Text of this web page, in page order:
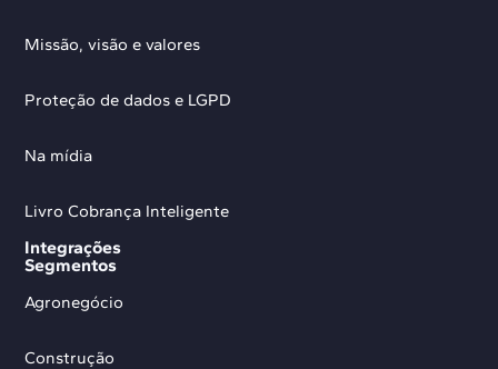
Missão, visão e valores
Proteção de dados e LGPD
Na mídia
Livro Cobrança Inteligente
Integrações
Segmentos
Agronegócio
Construção